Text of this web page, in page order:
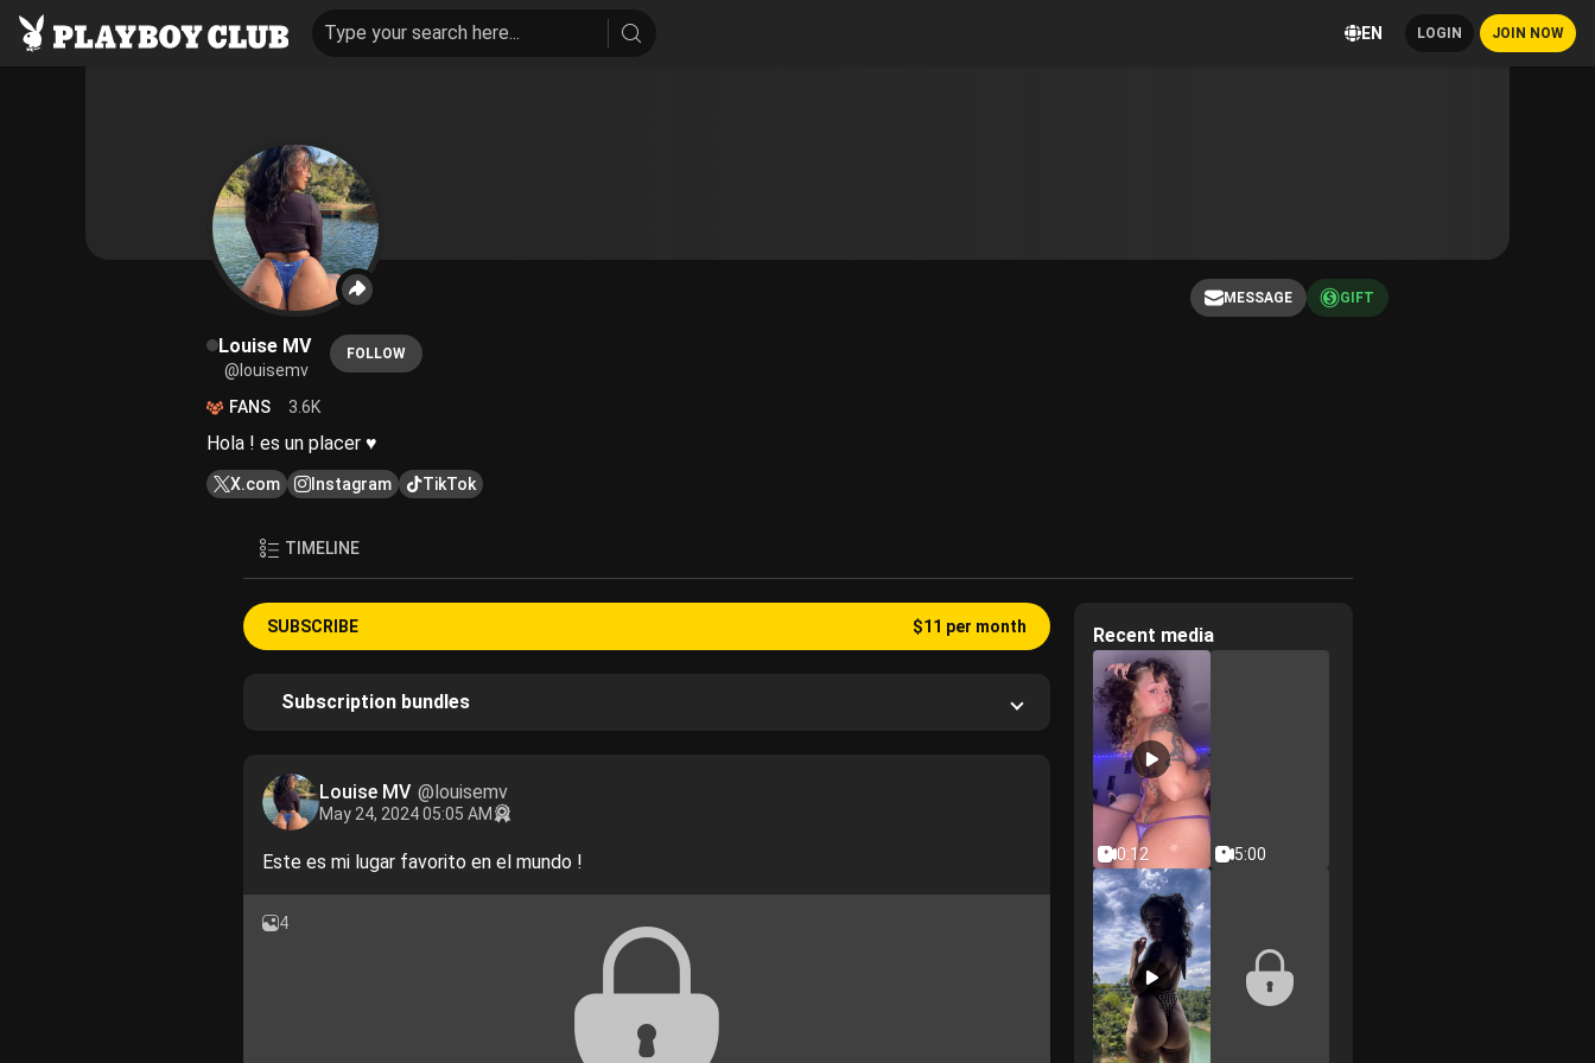
Type your search here... EN LOGIN JOIN NOW
MESSAGE GIFT
Louise MV
@louisemv
FOLLOW
FANS 3.6K
Hola ! es un placer ♥
X.com Instagram TikTok
TIMELINE
SUBSCRIBE $11 per month
Subscription bundles
Louise MV @louisemv
May 24, 2024 05:05 AM
Este es mi lugar favorito en el mundo !
4
Recent media
0:12 5:00